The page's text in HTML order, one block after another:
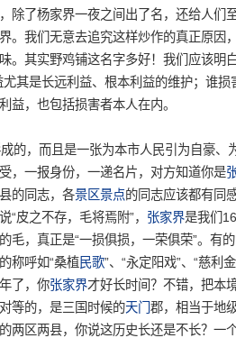
除了杨家界一夜之间出了名，还给人们
。我们无意去追究这样炒作的真正原因
。其实野鸡铺这名字多好！我们应该明
尤其是长远利益、根本利益的维护；谁损
益，也包括损害者本人在内。
的，而且是一张为本市人民引为自豪、
，一报身份，一递名片，对方知道你是
的同志，各景区景点的同志应该都有同
“皮之不存，毛将焉附”， 张家界是我们
毛，真正是“一损俱损，一荣俱荣”。有
称呼如“桑植民歌”、“永定阳戏”、“慈利
了，你张家界才好长时间？不错，把本
等的，是三国时候的天门 郡，相当于地
两区两县，你说这历史长还是不长？一